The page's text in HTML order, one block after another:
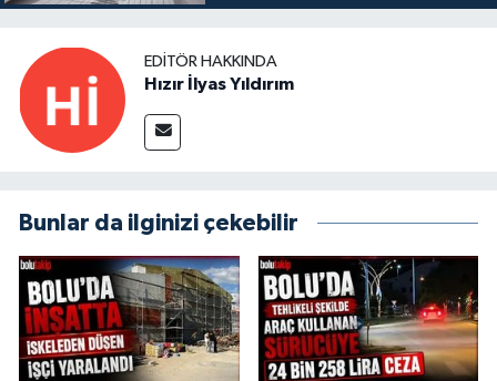
EDITÖR HAKKINDA
Hızır İlyas Yıldırım
Bunlar da ilginizi çekebilir